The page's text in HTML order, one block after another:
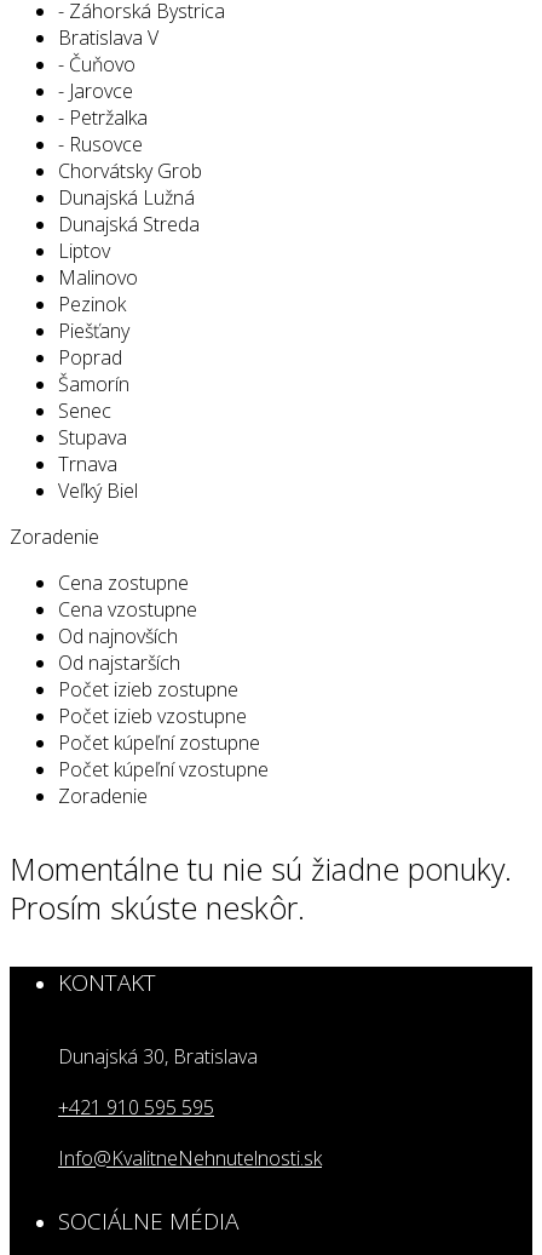
- Záhorská Bystrica
Bratislava V
- Čuňovo
- Jarovce
- Petržalka
- Rusovce
Chorvátsky Grob
Dunajská Lužná
Dunajská Streda
Liptov
Malinovo
Pezinok
Piešťany
Poprad
Šamorín
Senec
Stupava
Trnava
Veľký Biel
Zoradenie
Cena zostupne
Cena vzostupne
Od najnovších
Od najstarších
Počet izieb zostupne
Počet izieb vzostupne
Počet kúpeľní zostupne
Počet kúpeľní vzostupne
Zoradenie
Momentálne tu nie sú žiadne ponuky.
Prosím skúste neskôr.
KONTAKT
Dunajská 30, Bratislava
+421 910 595 595
Info@KvalitneNehnutelnosti.sk
SOCIÁLNE MÉDIA